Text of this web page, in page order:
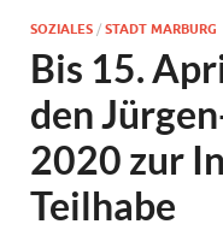
SOZIALES / STADT MARBURG
Bis 15.
den
2020 zur
Teilhabe